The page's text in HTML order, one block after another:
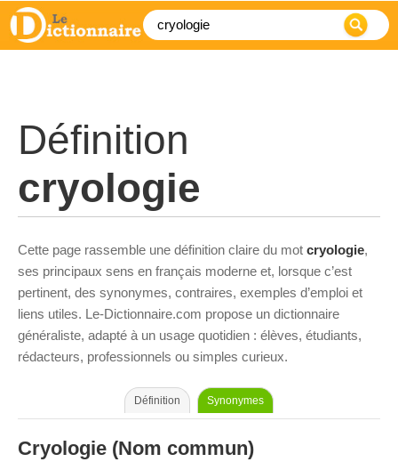
Définition
cryologie
Cette page rassemble une définition claire du mot cryologie,
ses principaux sens en français moderne et, lorsque c’est
pertinent, des synonymes, contraires, exemples d’emploi et
liens utiles. Le-Dictionnaire.com propose un dictionnaire
généraliste, adapté à un usage quotidien : élèves, étudiants,
rédacteurs, professionnels ou simples curieux.
Définition Synonymes
Cryologie (Nom commun)